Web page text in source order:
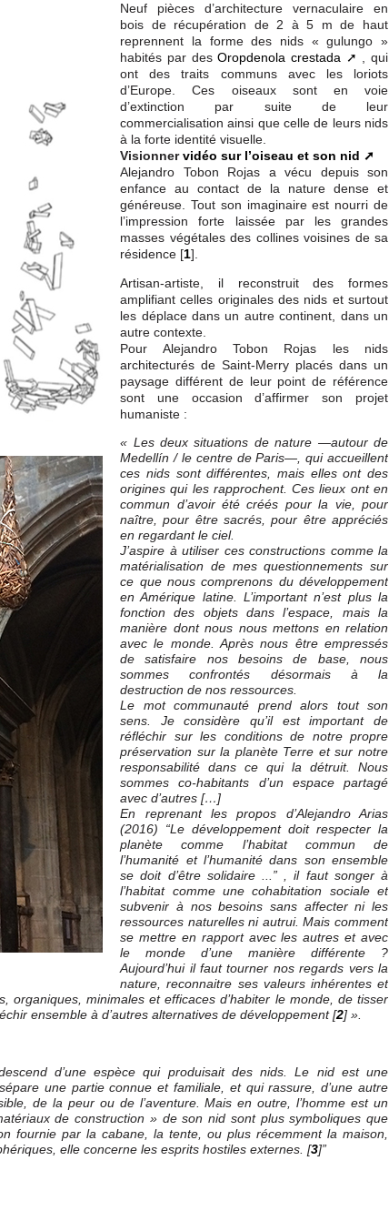
Neuf pièces d’architecture vernaculaire en
bois de récupération de 2 à 5 m de haut
reprennent la forme des nids « gulungo »
habités par desOropdenola crestada
, qui
ont des traits communs avec les loriots
d’Europe. Ces oiseaux sont en voie
d’extinction par suite de leur
commercialisation ainsi que celle de leurs nids
à la forte identité visuelle.
Visionnervidéo sur l’oiseau et son nid
Alejandro Tobon Rojas a vécu depuis son
enfance au contact de la nature dense et
généreuse. Tout son imaginaire est nourri de
l’impression forte laissée par les grandes
masses végétales des collines voisines de sa
résidence [1]
Artisan-artiste, il reconstruit des formes
amplifiant celles originales des nids et surtout
les déplace dans un autre continent, dans un
autre contexte.
Pour Alejandro Tobon Rojas les nids
architecturés de Saint-Merry placés dans un
paysage différent de leur point de référence
sont une occasion d’affirmer son projet
humaniste :
« Les deux situations de nature —autour de
Medellín / le centre de Paris—, qui accueillent
ces nids sont différentes, mais elles ont des
origines qui les rapprochent. Ces lieux ont en
commun d’avoir été créés pour la vie, pour
naître, pour être sacrés, pour être appréciés
en regardant le ciel.
J’aspire à utiliser ces constructions comme la
matérialisation de mes questionnements sur
ce que nous comprenons du développement
en Amérique latine. L’important n’est plus la
fonction des objets dans l’espace, mais la
manière dont nous nous mettons en relation
avec le monde. Après nous être empressés
de satisfaire nos besoins de base, nous
sommes confrontés désormais à la
destruction de nos ressources.
Le mot communauté prend alors tout son
sens. Je considère qu’il est important de
réfléchir sur les conditions de notre propre
préservation sur la planète Terre et sur notre
responsabilité dans ce qui la détruit. Nous
sommes co-habitants d’un espace partagé
avec d’autres […]
En reprenant les propos d’Alejandro Arias
(2016) “Le développement doit respecter la
planète comme l’habitat commun de
l’humanité et l’humanité dans son ensemble
se doit d’être solidaire ...” , il faut songer à
l’habitat comme une cohabitation sociale et
subvenir à nos besoins sans affecter ni les
ressources naturelles ni autrui. Mais comment
se mettre en rapport avec les autres et avec
le monde d’une manière différente ?
Aujourd’hui il faut tourner nos regards vers la
nature, reconnaitre ses valeurs inhérentes et
organiques, minimales et efficaces d’habiter le monde, de tisser
ensemble à d’autres alternatives de développement[2] ».
d’une espèce qui produisait des nids. Le nid est une
une partie connue et familiale, et qui rassure, d’une autre
de la peur ou de l’aventure. Mais en outre, l’homme est un
de construction » de son nid sont plus symboliques que
fournie par la cabane, la tente, ou plus récemment la maison,
elle concerne les esprits hostiles externes. [3]”